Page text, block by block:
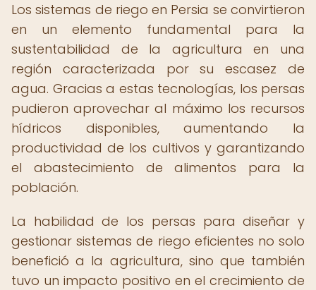
Los sistemas de riego en Persia se convirtieron
en un elemento fundamental para la
sustentabilidad de la agricultura en una
región caracterizada por su escasez de
agua. Gracias a estas tecnologías, los persas
pudieron aprovechar al máximo los recursos
hídricos disponibles, aumentando la
productividad de los cultivos y garantizando
el abastecimiento de alimentos para la
población.
La habilidad de los persas para diseñar y
gestionar sistemas de riego eficientes no solo
benefició a la agricultura, sino que también
tuvo un impacto positivo en el crecimiento de